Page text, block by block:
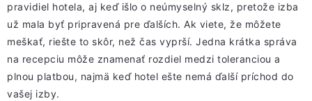
pravidiel hotela, aj keď išlo o neúmyselný sklz, pretože izba
už mala byť pripravená pre ďalších. Ak viete, že môžete
meškať, riešte to skôr, než čas vyprší. Jedna krátka správa
na recepciu môže znamenať rozdiel medzi toleranciou a
plnou platbou, najmä keď hotel ešte nemá ďalší príchod do
vašej izby.